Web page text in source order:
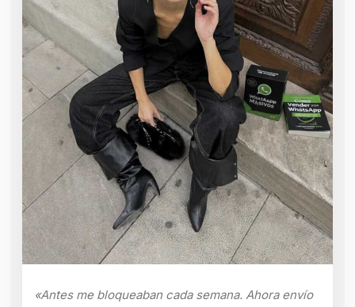
«Antes me bloqueaban cada semana. Ahora envío